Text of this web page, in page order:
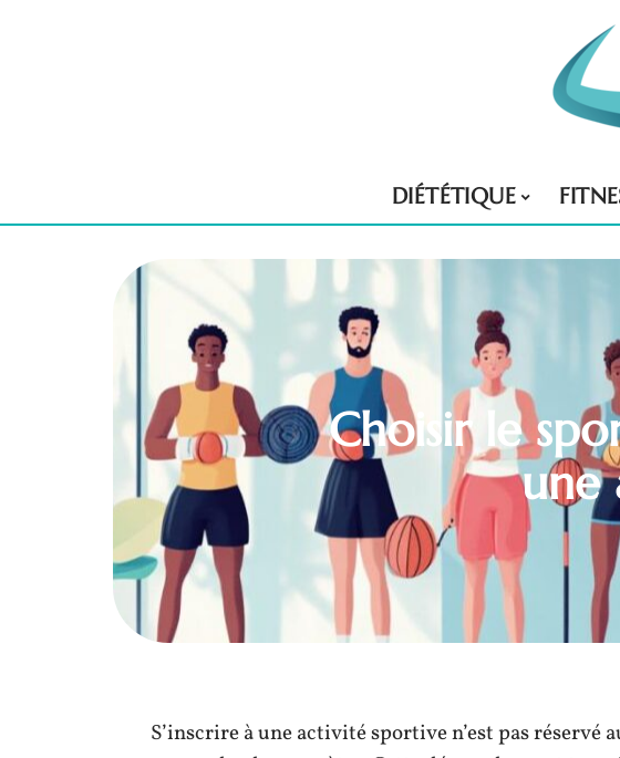
DIÉTÉTIQUE
Choisir le
une
S’inscrire à une activité sportive n’est pas